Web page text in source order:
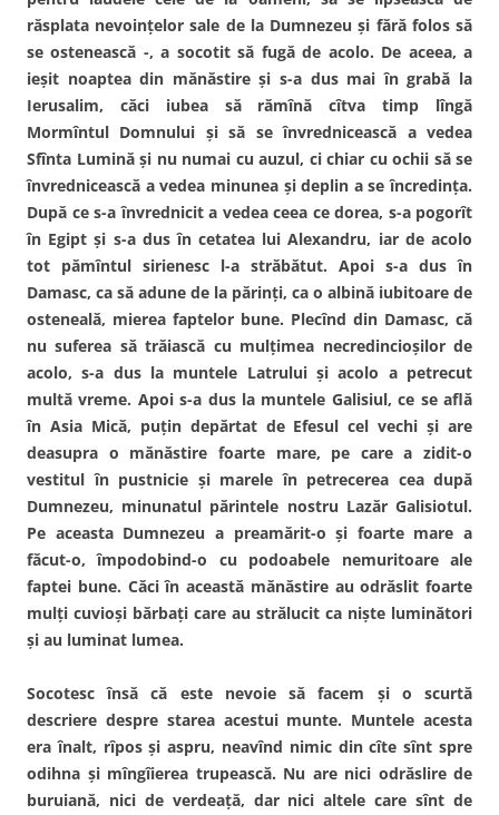
răsplata nevoinţelor sale de la Dumnezeu şi fără folos să
se ostenească -, a socotit să fugă de acolo. De aceea, a
ieşit noaptea din mănăstire şi s-a dus mai în grabă la
Ierusalim, căci iubea să rămînă cîtva timp lîngă
Mormîntul Domnului şi să se învrednicească a vedea
Sfînta Lumină şi nu numai cu auzul, ci chiar cu ochii să se
învrednicească a vedea minunea şi deplin a se încredinţa.
După ce s-a învrednicit a vedea ceea ce dorea, s-a pogorît
în Egipt şi s-a dus în cetatea lui Alexandru, iar de acolo
tot pămîntul sirienesc l-a străbătut. Apoi s-a dus în
Damasc, ca să adune de la părinţi, ca o albină iubitoare de
osteneală, mierea faptelor bune. Plecînd din Damasc, că
nu suferea să trăiască cu mulţimea necredincioşilor de
acolo, s-a dus la muntele Latrului şi acolo a petrecut
multă vreme. Apoi s-a dus la muntele Galisiul, ce se află
în Asia Mică, puţin depărtat de Efesul cel vechi şi are
deasupra o mănăstire foarte mare, pe care a zidit-o
vestitul în pustnicie şi marele în petrecerea cea după
Dumnezeu, minunatul părintele nostru Lazăr Galisiotul.
Pe aceasta Dumnezeu a preamărit-o şi foarte mare a
făcut-o, împodobind-o cu podoabele nemuritoare ale
faptei bune. Căci în această mănăstire au odrăslit foarte
mulţi cuvioşi bărbaţi care au strălucit ca nişte luminători
şi au luminat lumea.
Socotesc însă că este nevoie să facem şi o scurtă
descriere despre starea acestui munte. Muntele acesta
era înalt, rîpos şi aspru, neavînd nimic din cîte sînt spre
odihna şi mîngîierea trupească. Nu are nici odrăslire de
buruiană, nici de verdeaţă, dar nici altele care sînt de